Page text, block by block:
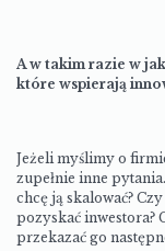
A w takim razie w
które wspierają
Jeżeli myślimy o
zupełnie inne
chcę ją skalować?
pozyskać inwestora?
przekazać go